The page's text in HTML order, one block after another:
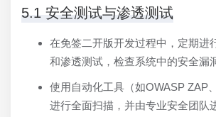
5.1 安全测试与渗透测试
在免签二开版开发过程中，定期进
和渗透测试，检查系统中的安全漏
使用自动化工具（如OWASP ZAP
进行全面扫描，并由专业安全团队